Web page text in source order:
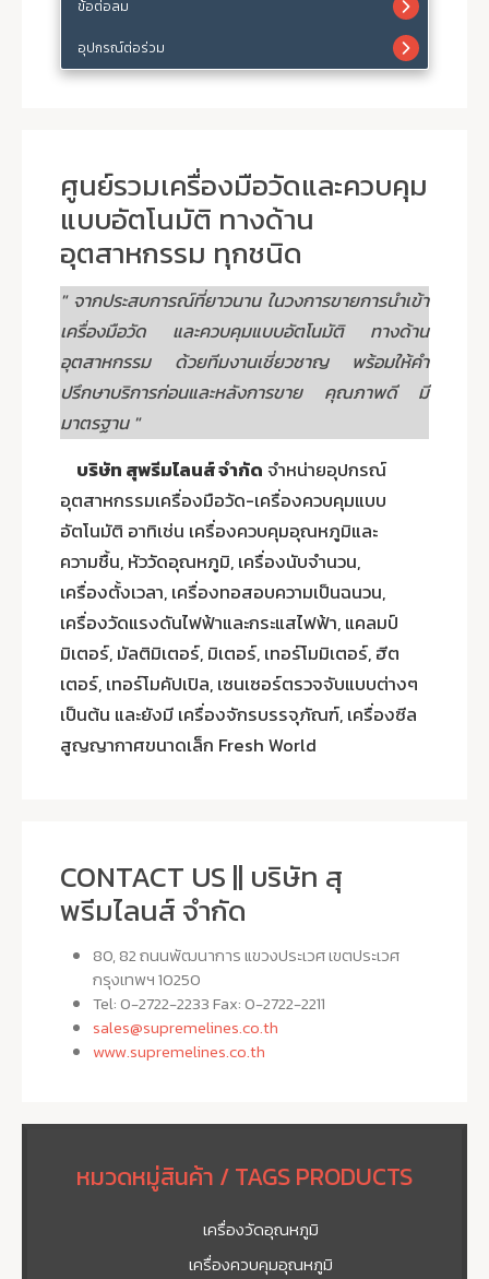
ข้อต่อลม
อุปกรณ์ต่อร่วม
ศูนย์รวมเครื่องมือวัดและควบคุม
แบบอัตโนมัติ ทางด้าน
อุตสาหกรรม ทุกชนิด
" จากประสบการณ์ที่ยาวนาน ในวงการขายการนำเข้า
เครื่องมือวัด และควบคุมแบบอัตโนมัติ ทางด้าน
อุตสาหกรรม ด้วยทีมงานเชี่ยวชาญ พร้อมให้คำ
ปรึกษาบริการก่อนและหลังการขาย คุณภาพดี มี
มาตรฐาน "
บริษัท สุพรีมไลนส์ จำกัด จำหน่ายอุปกรณ์
อุตสาหกรรมเครื่องมือวัด-เครื่องควบคุมแบบ
อัตโนมัติ อาทิเช่น เครื่องควบคุมอุณหภูมิและ
ความชื้น, หัววัดอุณหภูมิ, เครื่องนับจำนวน,
เครื่องตั้งเวลา, เครื่องทอสอบความเป็นฉนวน,
เครื่องวัดแรงดันไฟฟ้าและกระแสไฟฟ้า, แคลมป์
มิเตอร์, มัลติมิเตอร์, มิเตอร์, เทอร์โมมิเตอร์, ฮีต
เตอร์, เทอร์โมคัปเปิล, เซนเซอร์ตรวจจับแบบต่างๆ
เป็นต้น และยังมี เครื่องจักรบรรจุภัณฑ์, เครื่องซีล
สูญญากาศขนาดเล็ก Fresh World
CONTACT US || บริษัท สุ
พรีมไลนส์ จำกัด
80, 82 ถนนพัฒนาการ แขวงประเวศ เขตประเวศ
กรุงเทพฯ 10250
Tel: 0-2722-2233 Fax: 0-2722-2211
sales@supremelines.co.th
www.supremelines.co.th
หมวดหมู่สินค้า / TAGS PRODUCTS
เครื่องวัดอุณหภูมิ
เครื่องควบคุมอุณหภูมิ